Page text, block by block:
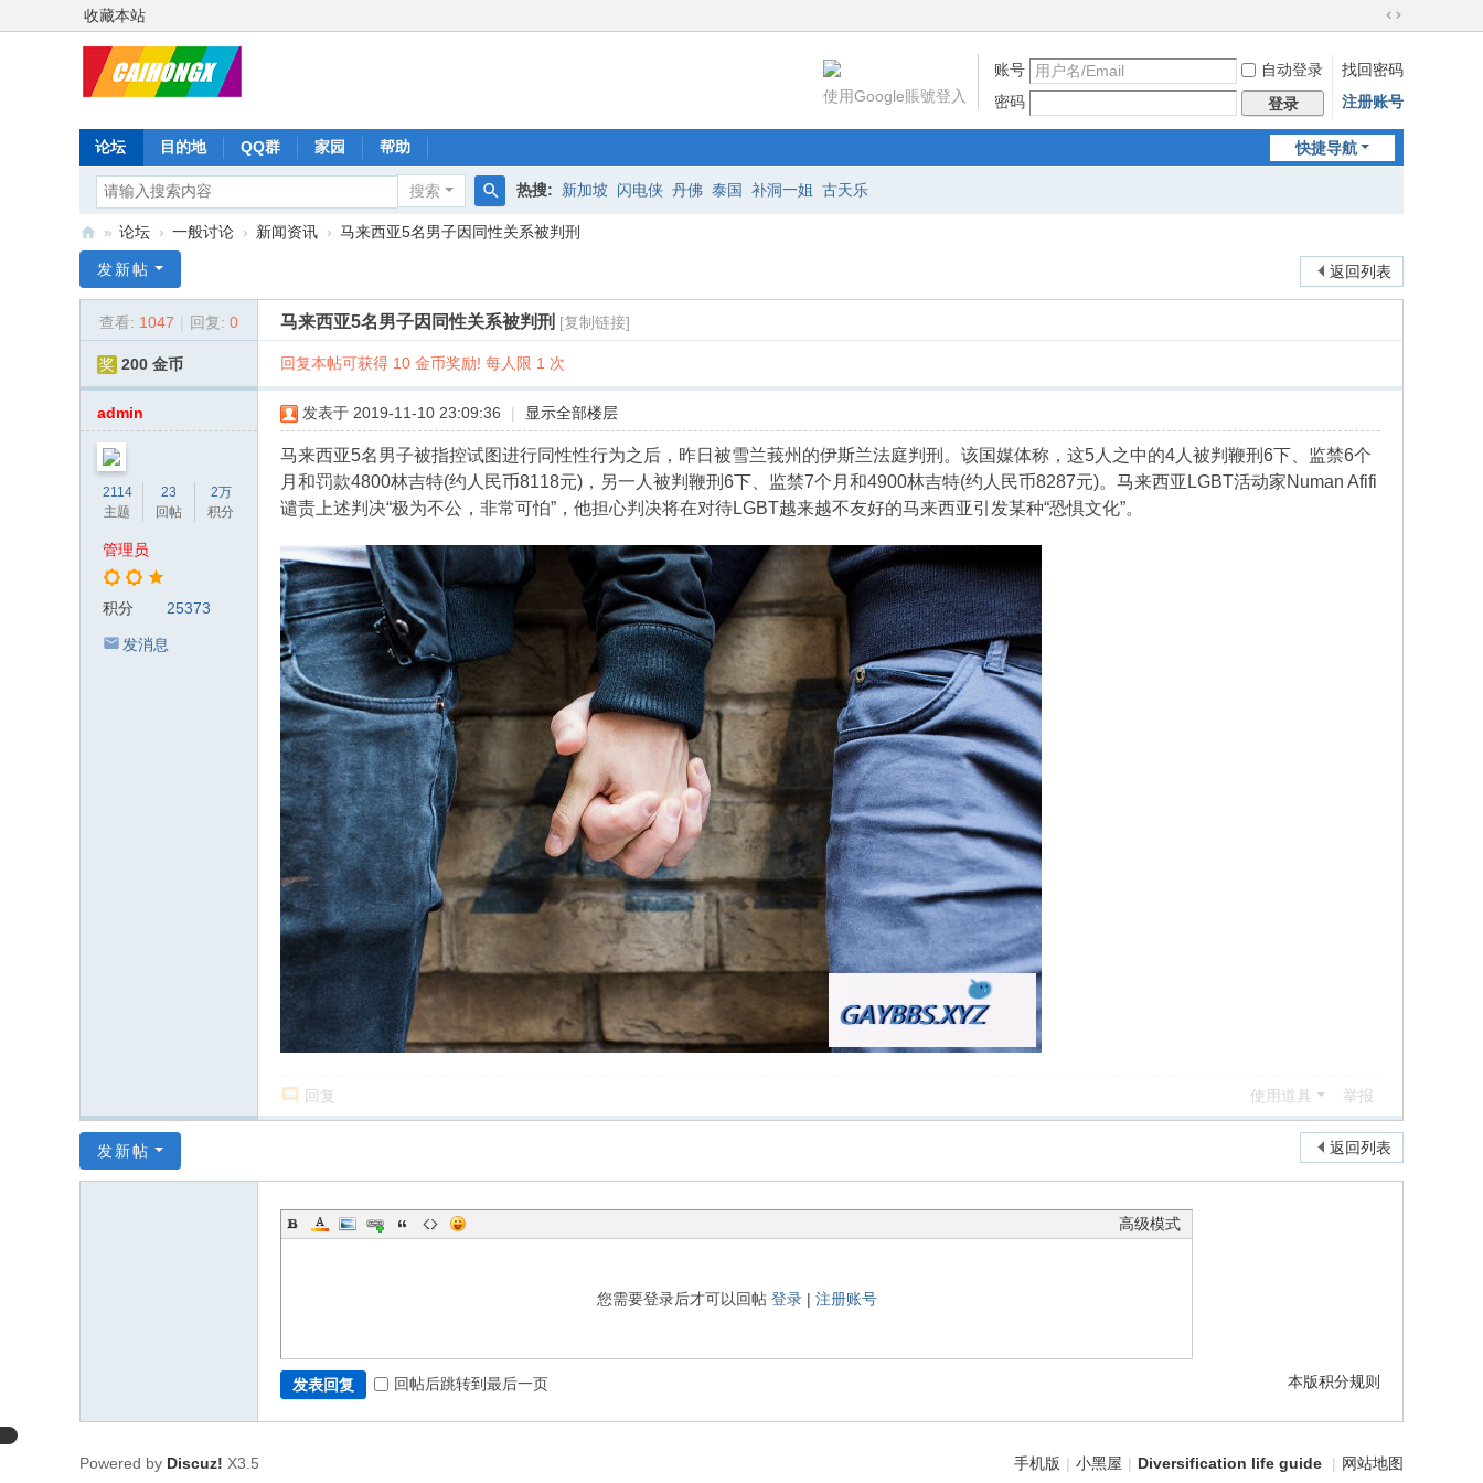
收藏本站
切
到
宽
版
账号 自动登录
找回密码
密码
登录 注册账号
使用Google賬號登入
快捷导航
论坛 目的地 QQ群 家园 帮助
搜索
搜
热搜: 新加坡 闪电侠 丹佛 泰国 补洞一姐 古天乐
虹
» 论坛 › 一般讨论 › 新闻资讯 › 马来西亚5名男子因同性关系被判刑
返回列表
发新帖
查看: 1047 | 回复: 0 马来西亚5名男子因同性关系被判刑 [复制链接]
奖 200 金币 回复本帖可获得 10 金币奖励! 每人限 1 次
admin
2114
主题
23
回帖
2万
积分
管理员
积分 25373
发消息
发表于 2019-11-10 23:09:36 | 显示全部楼层
马来西亚5名男子被指控试图进行同性性行为之后，昨日被雪兰莪州的伊斯兰法庭判刑。该国媒体称，这5人之中的4人被判鞭刑6下、监禁6个
月和罚款4800林吉特(约人民币8118元)，另一人被判鞭刑6下、监禁7个月和4900林吉特(约人民币8287元)。马来西亚LGBT活动家Numan Afifi
谴责上述判决“极为不公，非常可怕”，他担心判决将在对待LGBT越来越不友好的马来西亚引发某种“恐惧文化”。
回复 使用道具 举报
返回列表
发新帖
高级模式
您需要登录后才可以回帖 登录| 注册账号
本版积分规则
发表回复 回帖后跳转到最后一页
手机版 | 小黑屋 | Diversification life guide | 网站地图
Powered by Discuz! X3.5